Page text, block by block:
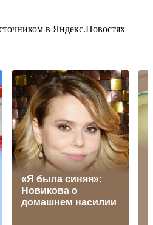
в Яндекс.Новостях
«Я была синяя»:
Новикова о
домашнем насилии